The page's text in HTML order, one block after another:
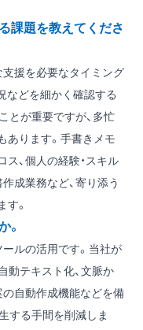
課題を教えてくださ
援を必要なタイミング
などを細かく確認する
とが重要ですが、多忙
あります。手書きメモ
、個人の経験・スキル
成業務など、寄り添う
。
。
ルの活用です。当社が
動テキスト化、文脈か
の自動作成機能などを備
する手間を削減しま